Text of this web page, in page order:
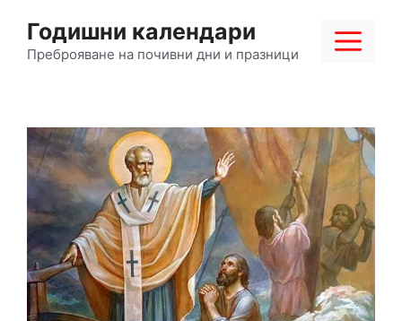
съдържанието
Годишни календари
Преброяване на почивни дни и празници